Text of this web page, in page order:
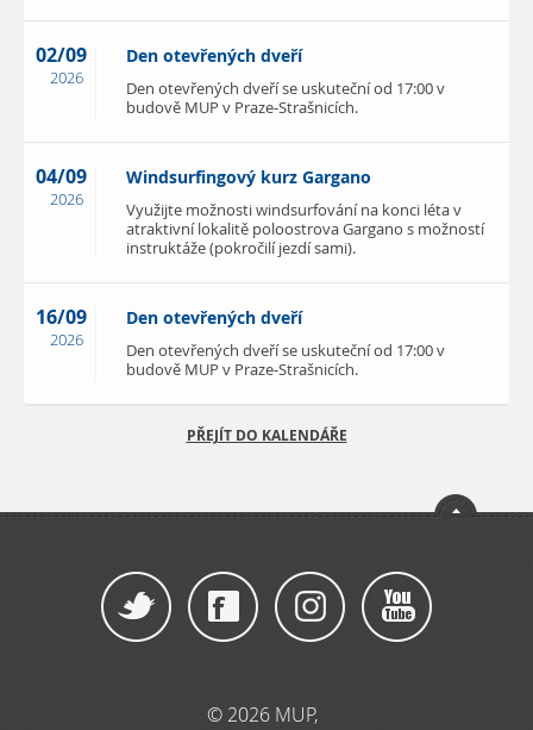
02/09
2026
Den otevřených dveří
Den otevřených dveří se uskuteční od 17:00 v
budově MUP v Praze-Strašnicích.
04/09
2026
Windsurfingový kurz Gargano
Využijte možnosti windsurfování na konci léta v
atraktivní lokalitě poloostrova Gargano s možností
instruktáže (pokročilí jezdí sami).
16/09
2026
Den otevřených dveří
Den otevřených dveří se uskuteční od 17:00 v
budově MUP v Praze-Strašnicích.
PŘEJÍT DO KALENDÁŘE
© 2026 MUP,